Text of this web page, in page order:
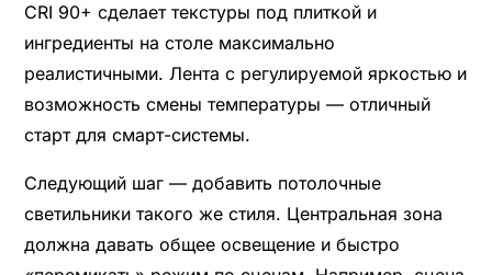
CRI 90+ сделает текстуры под плиткой и
ингредиенты на столе максимально
реалистичными. Лента с регулируемой яркостью и
возможность смены температуры — отличный
старт для смарт-системы.
Следующий шаг — добавить потолочные
светильники такого же стиля. Центральная зона
должна давать общее освещение и быстро